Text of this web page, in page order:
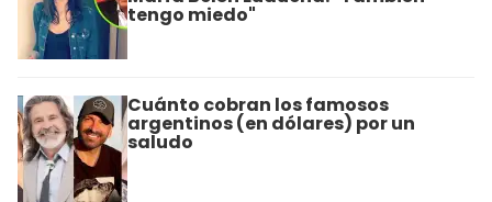
tengo miedo"
Cuánto cobran los famosos
argentinos (en dólares) por un
saludo